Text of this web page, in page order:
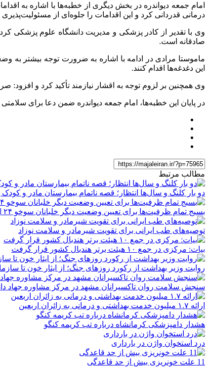
امام جمعه دیواندره در بخش دیگری از خطبه‌ها با اشاره به
درمانی قدردانی کرد و این اقدامات را جلوه‌ای از
وی با تقدیر از کادر پزشکی و مدیریت دانشگاه علوم پزشکی
صادقانه است.
ماموستا مرادی در ادامه با اشاره به ضرورت توجه بیشتر به
این دغدغه‌ها اقدام کنند.
وی همچنین بر لزوم توجه به اقشار نیازمند تأکید کرد و
در پایان این خطبه‌ها، امام جمعه دیواندره ضمن دعا برای
مطالب مرتبط
دو بار کلنگ و سال‌ها انتظار؛ قصه ناتمام بیمارستان مادر و کودک
بسیج تمام ظرفیت‌ها برای تعیین وضعیت دیگر خلبانان سوخو ۲۴ ایران
توصیه‌های طب ایرانی برای تقویت شیرمادر و سلامت نوزاد
بیات: مرکزی در جمع ۱۰ هیئت برتر هندبال کشور قرار گرفت
روایت وزیر بهداشت از رکورد روزهای جنگ؛ از ایثار خون تا
سنجش سلامت روان تاکسیرانان مشهد در مرکز مشاوره جهاد
ارائه ۱.۷ میلیون خدمت بهداشتی و درمانی به زائران اربعین
هشدار دامپزشکی کرمانشاه درباره تب کریمه کنگو
درد استخوان واژن در بارداری
11 علت خونریزی بیش از حد قاعدگی